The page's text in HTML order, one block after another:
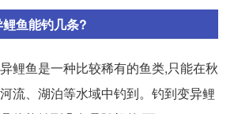
鱼能钓几条?
鲤鱼是一种比较稀有的鱼类,只能在秋
流、湖泊等水域中钓到。钓到变异鲤